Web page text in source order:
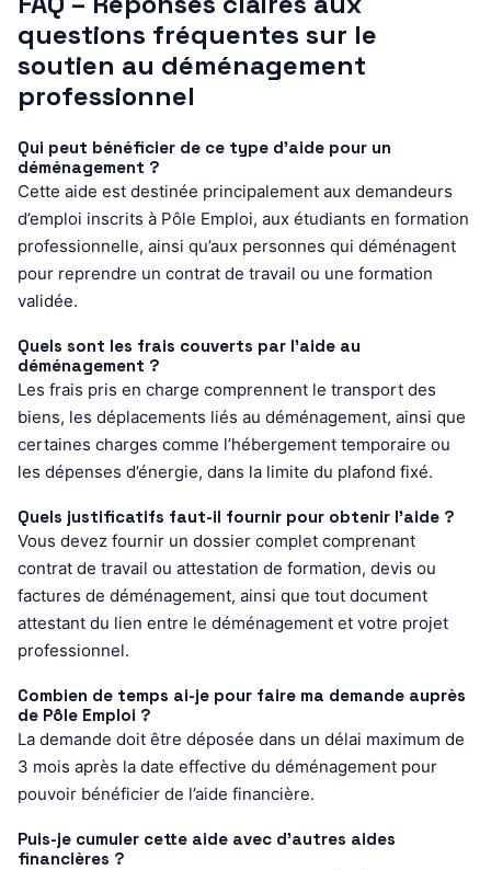
questions fréquentes sur le
soutien au déménagement
professionnel
Qui peut bénéficier de ce type d’aide pour un
déménagement ?
Cette aide est destinée principalement aux demandeurs
d’emploi inscrits à Pôle Emploi, aux étudiants en formation
professionnelle, ainsi qu’aux personnes qui déménagent
pour reprendre un contrat de travail ou une formation
validée.
Quels sont les frais couverts par l’aide au
déménagement ?
Les frais pris en charge comprennent le transport des
biens, les déplacements liés au déménagement, ainsi que
certaines charges comme l’hébergement temporaire ou
les dépenses d’énergie, dans la limite du plafond fixé.
Quels justificatifs faut-il fournir pour obtenir l’aide ?
Vous devez fournir un dossier complet comprenant
contrat de travail ou attestation de formation, devis ou
factures de déménagement, ainsi que tout document
attestant du lien entre le déménagement et votre projet
professionnel.
Combien de temps ai-je pour faire ma demande auprès
de Pôle Emploi ?
La demande doit être déposée dans un délai maximum de
3 mois après la date effective du déménagement pour
pouvoir bénéficier de l’aide financière.
Puis-je cumuler cette aide avec d’autres aides
financières ?